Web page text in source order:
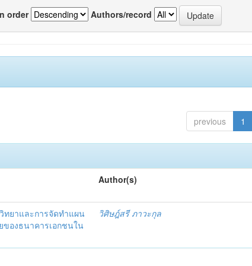
order Authors/record
previous 1
Author(s)
ทยาและการจัดทำแผน
องธนาคารเอกชนใน
วิศิษฎ์สรี ภาวะกุล